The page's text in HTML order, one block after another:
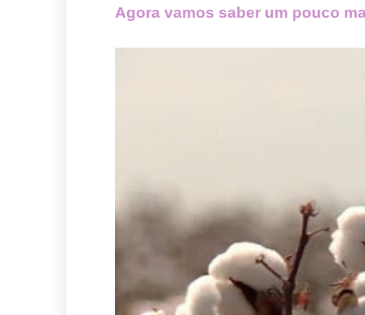
Agora vamos saber um pouco